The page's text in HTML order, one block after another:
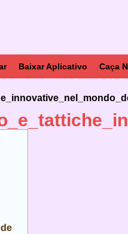
Baixar Aplicativo Caça